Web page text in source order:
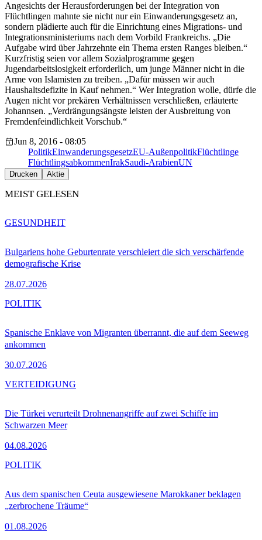
Angesichts der Herausforderungen bei der Integration von
Flüchtlingen mahnte sie nicht nur ein Einwanderungsgesetz an,
sondern plädierte auch für die Einrichtung eines Migrations- und
Integrationsministeriums nach dem Vorbild Frankreichs. „Die
Aufgabe wird über Jahrzehnte ein Thema ersten Ranges bleiben.“
Kurzfristig seien vor allem Sozialprogramme gegen
Jugendarbeitslosigkeit erforderlich, um junge Männer nicht in die
Arme von Islamisten zu treiben. „Dafür müssen wir auch
Haushaltsdefizite in Kauf nehmen.“ Wer Integration wolle, dürfe die
Augen nicht vor prekären Verhältnissen verschließen, erläuterte
Johannsen. „Verdrängungsängste leisten der Ausbreitung von
Fremdenfeindlichkeit Vorschub.“
Jun 8, 2016 - 08:05
PolitikEinwanderungsgesetzEU-AußenpolitikFlüchtlinge
FlüchtlingsabkommenIrakSaudi-ArabienUN
Drucken Aktie
MEIST GELESEN
Bulgariens hohe Geburtenrate verschleiert die sich verschärfende
demografische Krise
28.07.2026
GESUNDHEIT
Spanische Enklave von Migranten überrannt, die auf dem Seeweg
ankommen
30.07.2026
POLITIK
Die Türkei verurteilt Drohnenangriffe auf zwei Schiffe im
Schwarzen Meer
04.08.2026
VERTEIDIGUNG
Aus dem spanischen Ceuta ausgewiesene Marokkaner beklagen
„zerbrochene Träume“
01.08.2026
POLITIK